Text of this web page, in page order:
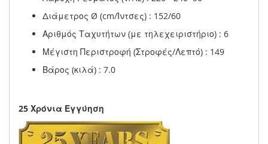
Διάμετρος Ø (cm/Ίντσες) : 152/60
Αριθμός Ταχυτήτων (με τηλεχειριστήριο) : 6
Μέγιστη Περιστροφή (Στροφές/Λεπτό) : 149
Βάρος (κιλά) : 7.0
25 Χρόνια Εγγύηση